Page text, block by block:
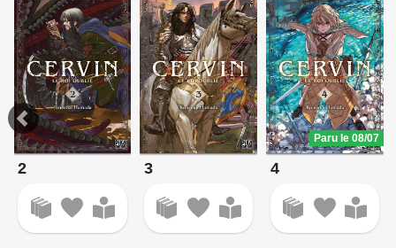
2 3
Paru le 08/07
4